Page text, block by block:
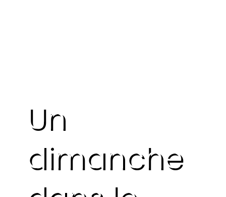
Un
dimanche